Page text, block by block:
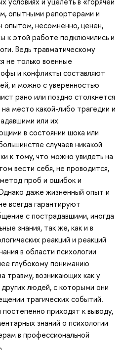
опытными репортерами и
несомненно, ценен,
к этой работе подключились и
Ведь травматическому
не только военные
и конфликты составляют
и можно с уверенностью
рано или поздно столкнется
место какой-либо трагедии и
или их
в состоянии шока или
случаев никакой
к тому, что можно увидеть на
вести себя, не проводится,
проб и ошибок и
даже жизненный опыт и
всегда гарантируют
с пострадавшими, иногда
знания, так же, как и в
реакций и реакций
в области психологии
глубокому пониманию
травму, возникающих как у
людей, с которыми они
трагических событий.
приходят к выводу,
знаний о психологии
в профессиональной